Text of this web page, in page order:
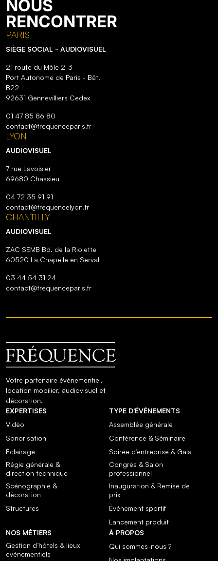
NOUS
RENCONTRER
PARIS
SIÈGE SOCIAL - AUDIOVISUEL
21 route du Môle 2-3
Port Autonome de Paris - Bât.
B22
92631 Gennevilliers Cedex
01 47 85 86 80
contact@frequenceparis.fr
LYON
AUDIOVISUEL
7 rue Lavoisier
69680 Chassieu
04 72 35 91 91
contact@frequencelyon.fr
CHANTILLY
AUDIOVISUEL
ZAC SEMB Bd. de la Riolette
60520 La Chapelle en Serval
03 44 54 31 24
contact@frequenceparis.fr
Votre partenaire évènementiel,
location mobilier, audiovisuel et
décoration.
EXPERTISES
Vidéo
Sonorisation
Éclairage
Régie générale &
direction technique
Scénographie &
décoration
Structures
TYPE D'ÉVÉNEMENTS
Assemblée générale
Conférence & Séminaire
Soirée d’entreprise & Gala
Congrès & Salon
professionnel
Inauguration & Remise de
prix
Événement sportif
Lancement produit
NOS MÉTIERS
Gestion d’hôtels & lieux
événementiels
À PROPOS
Qui sommes-nous ?